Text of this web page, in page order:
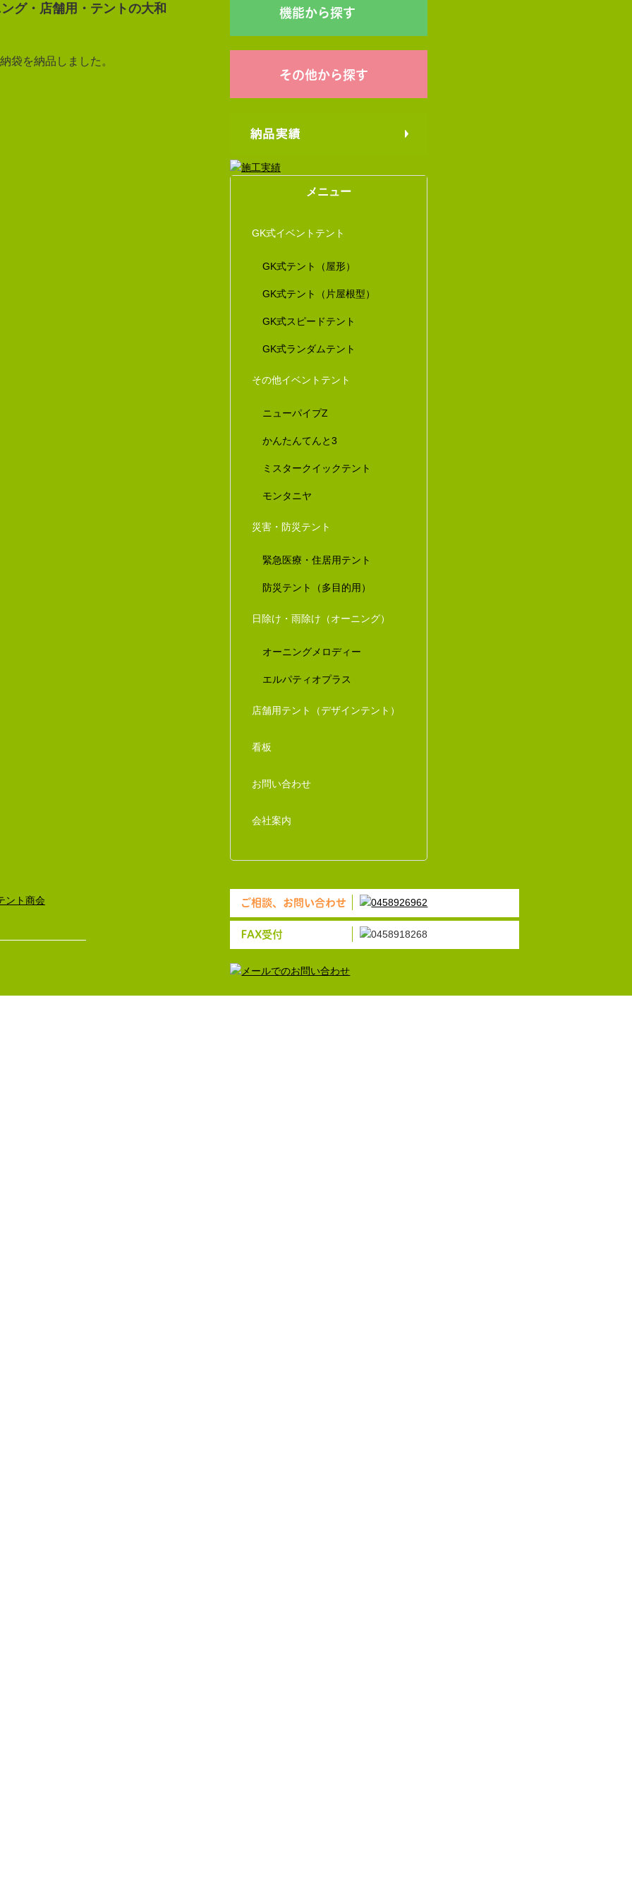
グ・店舗用・テントの大和
袋を納品しました。
機能から探す
その他から探す
メニュー
GK式イベントテント
GK式テント（屋形）
GK式テント（片屋根型）
GK式スピードテント
GK式ランダムテント
その他イベントテント
ニューパイプZ
かんたんてんと3
ミスタークイックテント
モンタニヤ
災害・防災テント
緊急医療・住居用テント
防災テント（多目的用）
日除け・雨除け（オーニング）
オーニングメロディー
エルパティオプラス
店舗用テント（デザインテント）
看板
お問い合わせ
会社案内
ご相談、お問い合わせ
FAX受付